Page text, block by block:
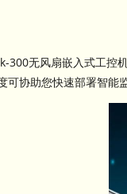
300无风扇嵌入式工控
可协助您快速部署智能